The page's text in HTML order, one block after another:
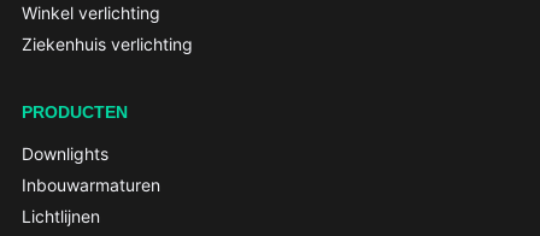
Winkel verlichting
Ziekenhuis verlichting
PRODUCTEN
Downlights
Inbouwarmaturen
Lichtlijnen